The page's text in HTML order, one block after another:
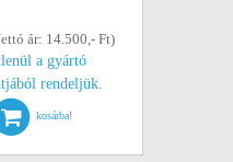
ár: 14.500,- Ft)
a gyártó
rendeljük.
kosárba!